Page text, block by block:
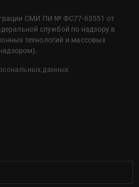
СМИ ПИ № ФС77-63551 от
службой по надзору в
технологий и массовых
данных